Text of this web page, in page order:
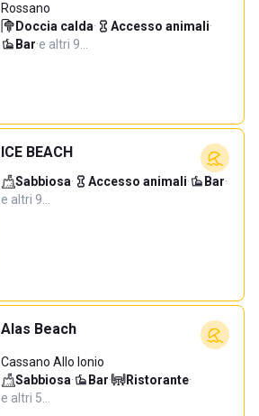
Rossano
Doccia calda· Accesso animali·
Bar·e altri 9…
ICE BEACH
Sabbiosa· Accesso animali· Bar·
e altri 9…
Alas Beach
Cassano Allo Ionio
Sabbiosa· Bar· Ristorante·
e altri 5…